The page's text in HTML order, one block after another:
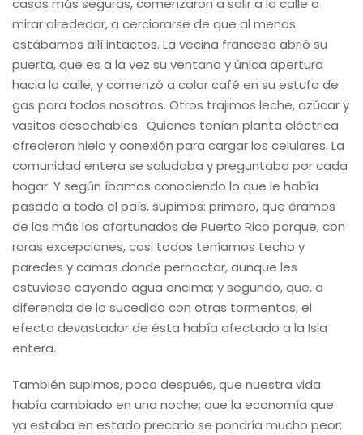
casas más seguras, comenzaron a salir a la calle a
mirar alrededor, a cerciorarse de que al menos
estábamos allí intactos. La vecina francesa abrió su
puerta, que es a la vez su ventana y única apertura
hacia la calle, y comenzó a colar café en su estufa de
gas para todos nosotros. Otros trajimos leche, azúcar y
vasitos desechables. Quienes tenían planta eléctrica
ofrecieron hielo y conexión para cargar los celulares. La
comunidad entera se saludaba y preguntaba por cada
hogar. Y según íbamos conociendo lo que le había
pasado a todo el país, supimos: primero, que éramos
de los más los afortunados de Puerto Rico porque, con
raras excepciones, casi todos teníamos techo y
paredes y camas donde pernoctar, aunque les
estuviese cayendo agua encima; y segundo, que, a
diferencia de lo sucedido con otras tormentas, el
efecto devastador de ésta había afectado a la Isla
entera.
También supimos, poco después, que nuestra vida
había cambiado en una noche; que la economía que
ya estaba en estado precario se pondría mucho peor;